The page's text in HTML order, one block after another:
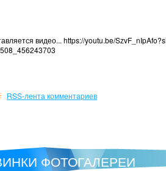
видео... https://youtu.be/
RSS-лента комментариев
ФОТОГАЛЕРЕИ